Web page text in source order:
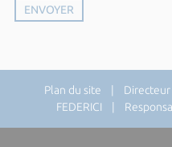
Plan du site | Directeur
FEDERICI |